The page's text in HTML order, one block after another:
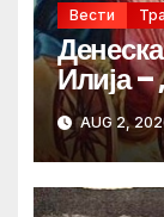
Вести
Илија
AUG 2,